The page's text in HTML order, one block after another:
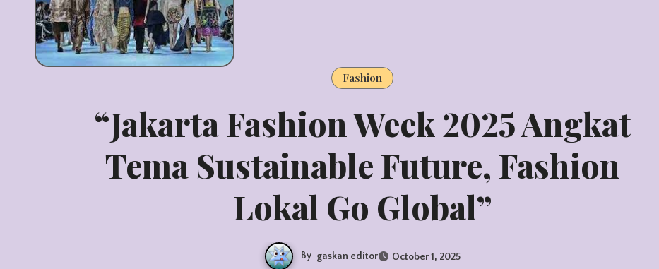
Fashion
“Jakarta Fashion Week 2025 Angkat
Tema Sustainable Future, Fashion
Lokal Go Global”
By gaskan editor October 1, 2025